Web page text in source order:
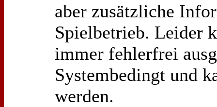
aber zusätzliche
Spielbetrieb. Leider
immer fehlerfrei
Systembedingt und
werden.